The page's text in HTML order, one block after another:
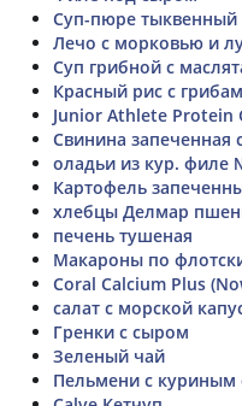
Суп-пюре
Лечо с морковью и
Суп грибной с
Красный рис с
Junior Athlete Protein
Свинина запеченная
оладьи из кур. филе
Картофель
хлебцы Делмар
печень тушеная
Макароны по
Coral Calcium Plus
салат с морской
Гренки с сыром
Зеленый чай
Пельмени с